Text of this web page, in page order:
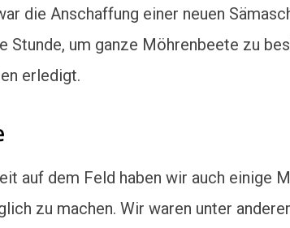
die Anschaffung einer neuen
Stunde, um ganze Möhrenbeete zu
erledigt.
auf dem Feld haben wir auch einige
zu machen. Wir waren unter